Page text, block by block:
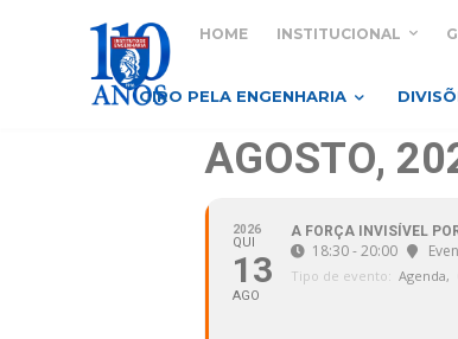
HOME INSTITUCIONAL
GIRO PELA ENGENHARIA
AGOSTO,
2026
QUI
13
AGO
A FORÇA INVISÍVEL
18:30 - 20:00
Tipo de evento: Agenda,